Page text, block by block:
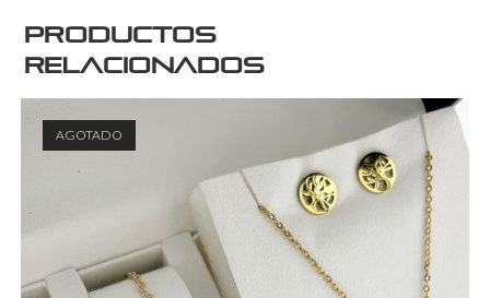
Productos
relacionados
AGOTADO